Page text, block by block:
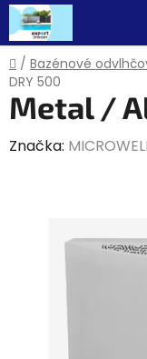
Prejsť
na
obsah
Domov
/ Bazénové
DRY 500
Metal /
Značka: